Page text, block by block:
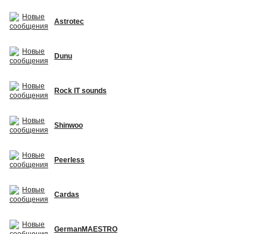
Astrotec
Dunu
Rock IT sounds
Shinwoo
Peerless
Cardas
GermanMAESTRO